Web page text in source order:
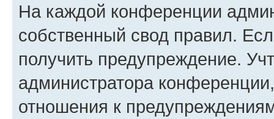
На каждой конференции
собственный свод правил.
получить предупреждение.
администратора
отношения к